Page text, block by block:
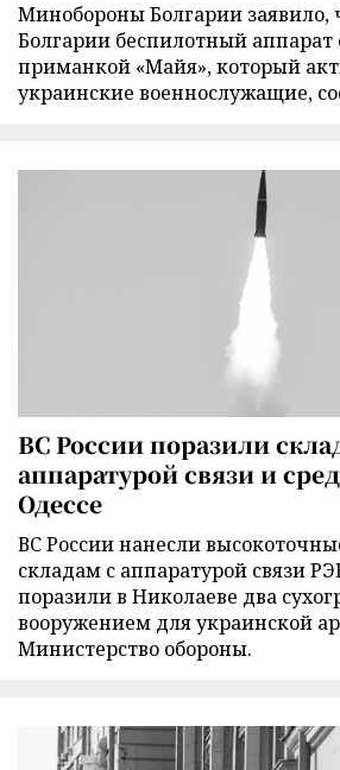
Минобороны Болгарии заявило,
Болгарии беспилотный аппарат
приманкой «Майя», который
украинские военнослужащие,
ВС России поразили
аппаратурой связи и
Одессе
ВС России нанесли
складам с аппаратурой связи
поразили в Николаеве два
вооружением для украинской
Министерство обороны.